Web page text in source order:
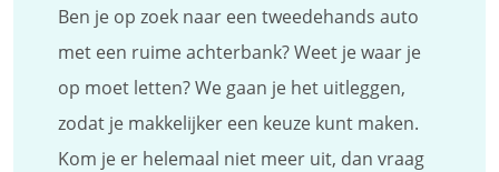
Ben je op zoek naar een tweedehands auto
met een ruime achterbank? Weet je waar je
op moet letten? We gaan je het uitleggen,
zodat je makkelijker een keuze kunt maken.
Kom je er helemaal niet meer uit, dan vraag